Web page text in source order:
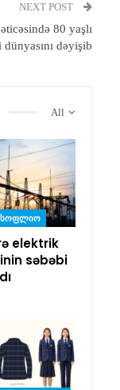
NEXT POST
80 yaşlı
dünyasını dəyişib
All
elektrik
səbəbi